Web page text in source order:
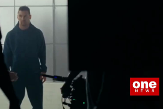
သဘာဝ နည်းလမ်းတွေနဲ့
းတွေကို နောက်နေ့မှာမျှဝေပေးမှာမို့
အမျိုးအစားလေးတွေကို ment ခဲ့
လုံးအမာရွတ်ကင်းတဲ့ဘဝလေးကို
ပေးဖို့ဆိုတာက ကွင်းတွင်းရော၊
ျင်တဲ့အရာဖြစ်လို့ အခုလိုမျိုး ထုတ်လုပ်
င်ခဲ့တာလို့ မက်ဆီက ပြောပါတယ်။
နဲ့အတူ ပရိုဂရမ်တွေကို တွဲဖက်ဖန်တီး
လှုပ်ရှားမိတယ်လို့လည်း မက်ဆီက
ပါတယ်။ လက်ရှိမှာ မက်ဆီဟာ သူ့
င်ယူကျုချန်နယ်မှာ ဗီဒီယိုနှစ်ပုဒ်ကို အရင်
ခဲ့ရပါတယ်။